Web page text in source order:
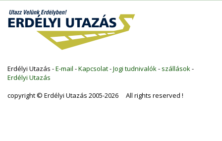
Erdélyi Utazás -E-mail -Kapcsolat-Jogi tudnivalók - szállások -
Erdélyi Utazás
copyright © Erdélyi Utazás 2005-2026 All rights reserved !